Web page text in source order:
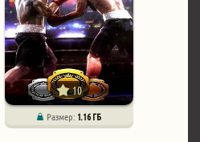
10
Размер: 1.16 ГБ